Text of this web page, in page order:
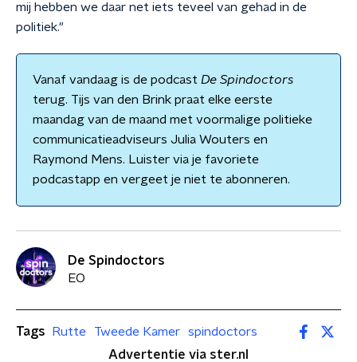
mij hebben we daar net iets teveel van gehad in de
politiek."
Vanaf vandaag is de podcast De Spindoctors
terug. Tijs van den Brink praat elke eerste
maandag van de maand met voormalige politieke
communicatieadviseurs Julia Wouters en
Raymond Mens. Luister via je favoriete
podcastapp en vergeet je niet te abonneren.
De Spindoctors
EO
Tags Rutte Tweede Kamer
spindoctors
Advertentie via ster.nl